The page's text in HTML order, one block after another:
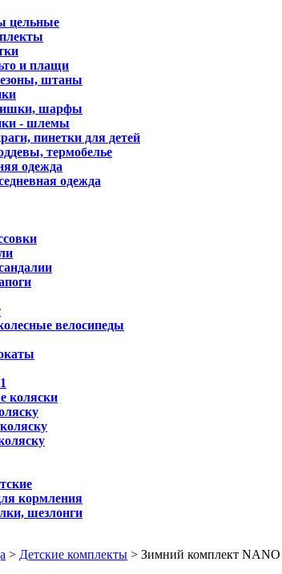
цельные
и плащи
штаны
шарфы
- шлемы
пинетки для детей
термобелье
одежда
одежда
велосипеды
коляски
кормления
шезлонги
> Детские комплекты > Зимний комплект